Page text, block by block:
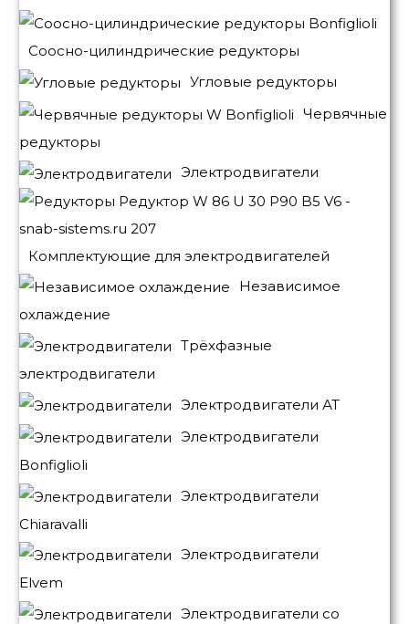
Соосно-цилиндрические редукторы
Угловые редукторы
Червячные
редукторы
Электродвигатели
Комплектующие для электродвигателей
Независимое
охлаждение
Трёхфазные
электродвигатели
Электродвигатели АТ
Электродвигатели
Bonfiglioli
Электродвигатели
Chiaravalli
Электродвигатели
Elvem
Электродвигатели со